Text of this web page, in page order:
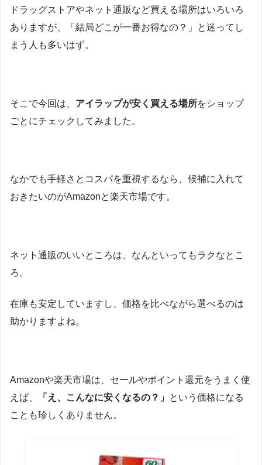
ドラッグストアやネット通販など買える場所はいろいろ
ありますが、「結局どこが一番お得なの？」と迷ってし
まう人も多いはず。
そこで今回は、 アイラップが安く買える場所をショップ
ごとにチェックしてみました。
なかでも手軽さとコスパを重視するなら、候補に入れて
おきたいのがAmazonと楽天市場です。
ネット通販のいいところは、なんといってもラクなとこ
ろ。
在庫も安定していますし、価格を比べながら選べるのは
助かりますよね。
Amazonや楽天市場は、セールやポイント還元をうまく使
えば、
「え、こんなに安くなるの？」
という価格になる
ことも珍しくありません。